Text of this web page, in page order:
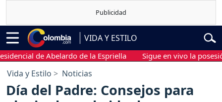
VIDA Y ESTILO
de Abelardo de la Espriella Sigue en vivo la posesión
Vida y Estilo Noticias
Día del Padre: Consejos para